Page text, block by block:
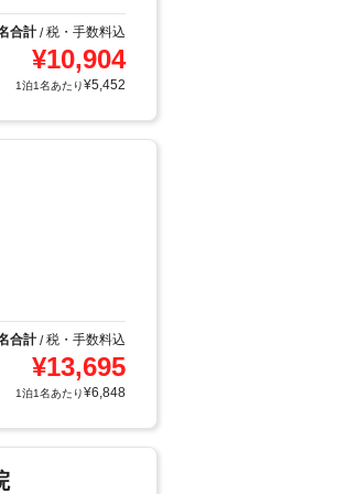
合計/税・手数料込
¥10,904
1泊1名あたり¥5,452
合計/税・手数料込
¥13,695
1泊1名あたり¥6,848